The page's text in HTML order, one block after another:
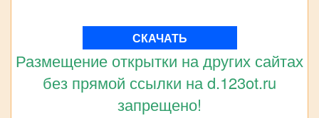
СКАЧАТЬ
Размещение открытки на других сайтах
без прямой ссылки на d.123ot.ru
запрещено!